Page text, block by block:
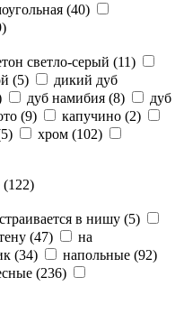
(40)
)
светло-серый (11)
(5)
дикий дуб
дуб намибия (8)
дуб
(9) капучино (2)
5) хром (102)
(122)
в нишу (5)
(47)
на
(34) напольные (92)
(236)